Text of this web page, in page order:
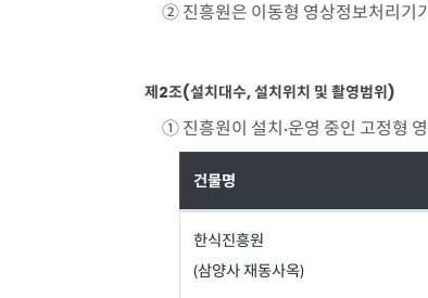
② 진흥원은 이동형 영상정보처리기
제2조(설치대수, 설치위치 및 촬영범위)
① 진흥원이 설치·운영 중인 고정형
건물명
한식진흥원
(삼양사 재동사옥)